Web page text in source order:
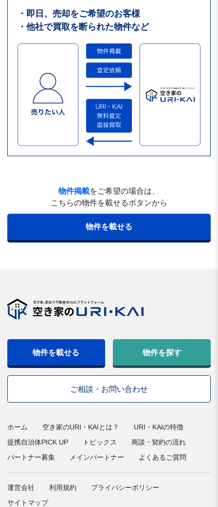
・即日、売却をご希望のお客様
・他社で買取を断られた物件など
物件掲載をご希望の場合は、
こちらの物件を載せるボタンから
物件を載せる
物件を載せる 物件を探す
ご相談・お問い合わせ
ホーム 空き家のURI・KAIとは？
URI・KAIの特徴
提携自治体PICK UP
トピックス
商談・契約の流れ
パートナー募集
メインパートナー よくあるご質問
運営会社 利用規約
プライバシーポリシー
サイトマップ